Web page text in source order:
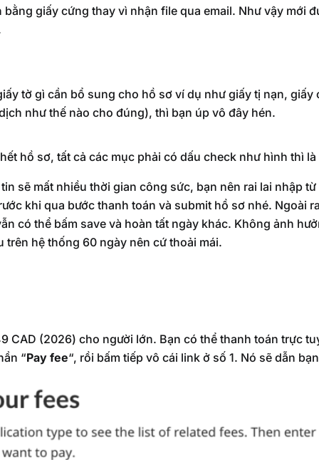
giấy cứng thay vì nhận file qua email. Như vậy mới
tờ gì cần bổ sung cho hồ sơ ví dụ như giấy tị nạn,
như thế nào cho đúng), thì bạn úp vô đây hén.
hồ sơ, tất cả các mục phải có dấu check như hình thì
sẽ mất nhiều thời gian công sức, bạn nên rai lai nhập
khi qua bước thanh toán và submit hồ sơ nhé. Ngoài
có thể bấm save và hoàn tất ngày khác. Không ảnh
trên hệ thống 60 ngày nên cứ thoải mái.
CAD (2026) cho người lớn. Bạn có thể thanh toán trực
“Pay fee“, rồi bấm tiếp vô cái link ở số 1. Nó sẽ dẫn